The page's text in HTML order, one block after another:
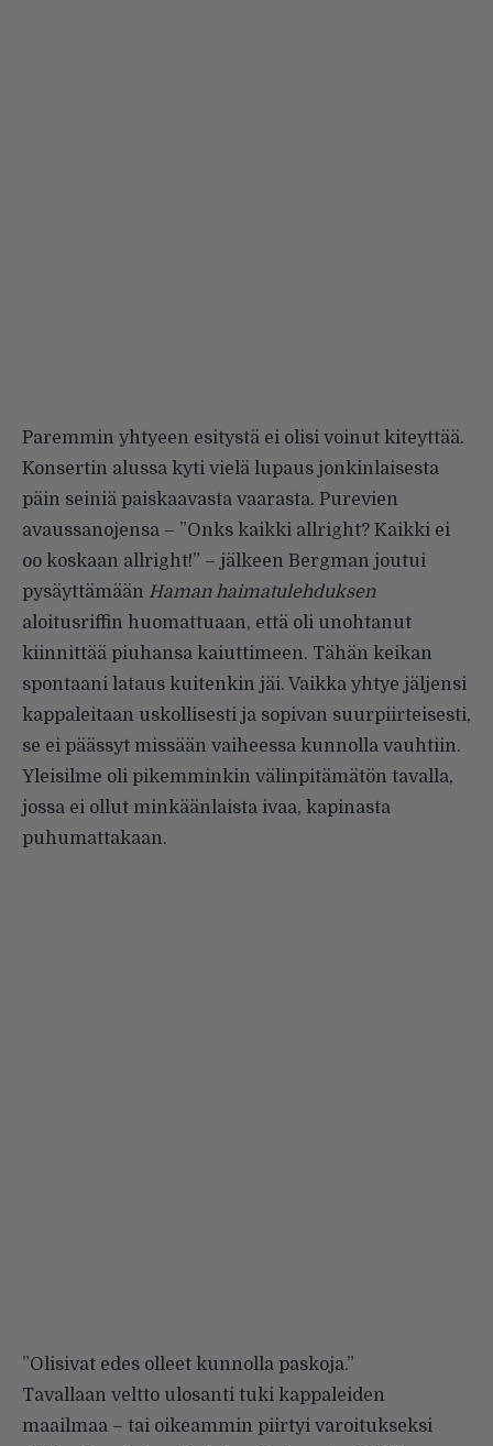
Paremmin yhtyeen esitystä ei olisi voinut kiteyttää.
Konsertin alussa kyti vielä lupaus jonkinlaisesta
päin seiniä paiskaavasta vaarasta. Purevien
avaussanojensa – ”Onks kaikki allright? Kaikki ei
oo koskaan allright!” – jälkeen Bergman joutui
pysäyttämään Haman haimatulehduksen
aloitusriffin huomattuaan, että oli unohtanut
kiinnittää piuhansa kaiuttimeen. Tähän keikan
spontaani lataus kuitenkin jäi. Vaikka yhtye jäljensi
kappaleitaan uskollisesti ja sopivan suurpiirteisesti,
se ei päässyt missään vaiheessa kunnolla vauhtiin.
Yleisilme oli pikemminkin välinpitämätön tavalla,
jossa ei ollut minkäänlaista ivaa, kapinasta
puhumattakaan.
”Olisivat edes olleet kunnolla paskoja.”
Tavallaan veltto ulosanti tuki kappaleiden
maailmaa – tai oikeammin piirtyi varoitukseksi